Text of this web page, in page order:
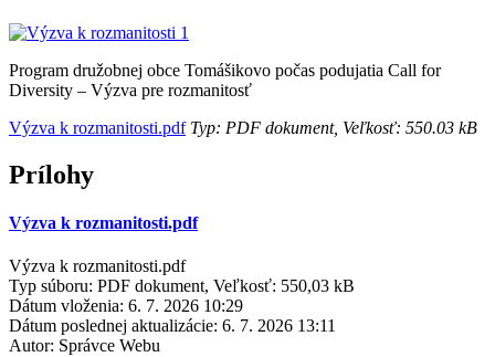
Program družobnej obce Tomášikovo počas podujatia Call for
Diversity – Výzva pre rozmanitosť
Výzva k rozmanitosti.pdfTyp: PDF dokument, Veľkosť: 550.03 kB
Prílohy
Výzva k rozmanitosti.pdf
Výzva k rozmanitosti.pdf
Typ súboru: PDF dokument, Veľkosť: 550,03 kB
Dátum vloženia: 6. 7. 2026 10:29
Dátum poslednej aktualizácie: 6. 7. 2026 13:11
Autor: Správce Webu